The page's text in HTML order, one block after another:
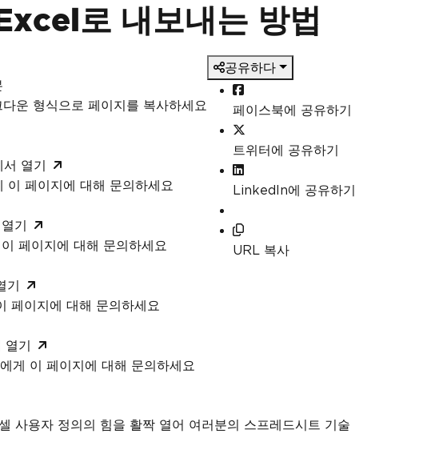
로 내보내는 방법
운 형식으로 페이지를 복사하세요
열기
이 페이지에 대해 문의하세요
기
페이지에 대해 문의하세요
기
페이지에 대해 문의하세요
열기
게 이 페이지에 대해 문의하세요
공유하다
페이스북에 공유하기
트위터에 공유하기
LinkedIn에 공유하기
URL 복사
사용자 정의의 힘을 활짝 열어 여러분의 스프레드시트 기술